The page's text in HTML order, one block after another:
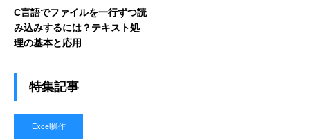
C言語でファイルを一行ずつ読
み込みするには？テキスト処
理の基本と応用
特集記事
Excel操作